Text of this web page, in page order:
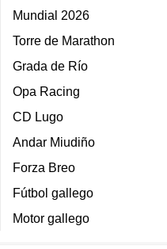
Mundial 2026
Torre de Marathon
Grada de Río
Opa Racing
CD Lugo
Andar Miudiño
Forza Breo
Fútbol gallego
Motor gallego